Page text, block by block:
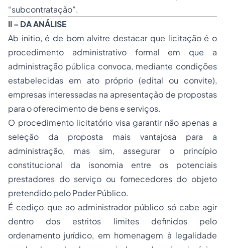
“subcontratação”.
II – DA ANÁLISE
Ab initio, é de bom alvitre destacar que licitação é o
procedimento administrativo formal em que a
administração pública convoca, mediante condições
estabelecidas em ato próprio (edital ou convite),
empresas interessadas na apresentação de propostas
para o oferecimento de bens e serviços.
O procedimento licitatório visa garantir não apenas a
seleção da proposta mais vantajosa para a
administração, mas sim, assegurar o princípio
constitucional da isonomia entre os potenciais
prestadores do serviço ou fornecedores do objeto
pretendido pelo Poder Público.
É cediço que ao administrador público só cabe agir
dentro dos estritos limites definidos pelo
ordenamento jurídico, em homenagem à legalidade